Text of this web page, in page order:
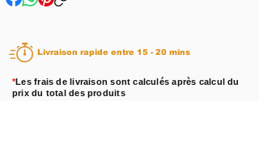
Livraison rapide entre 15 - 20 mins
*Les frais de livraison sont calculés après calcul du
prix du total des produits